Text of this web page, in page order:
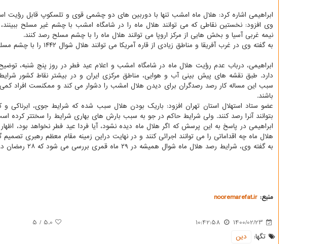
ابراهیمی اشاره کرد: هلال ماه امشب تنها با دوربین های دو چشمی قوی و تلسکوپ قابل رؤیت
وی افزود: نخستین نقاطی که می توانند هلال ماه را در شامگاه امشب با چشم غیر مسلح
نیمه غربی آسیا و بخش هایی از مرکز اروپا می توانند هلال ماه را با چشم مسلح رصد کنند.
به گفته وی در غرب آفریقا و مناطق زیادی از قاره آمریکا می توانند هلال شوال ۱۴۴۲ را با چشم مسلح ببینند.
ابراهیمی، درباب عدم رؤیت هلال ماه در شامگاه امشب و اعلام عید فطر در روز پنج شنبه،
دارد. طبق نقشه های پیش بینی آب و هوایی، مناطق مرکزی ایران و در بیشتر نقاط کشور
سبب این مساله کار رصد رصدگران برای دیدن هلال امشب را دشوار می کند و ممکنست افراد
باشند.
عضو ستاد استهلال استان تهران افزود: باریک بودن هلال سبب شده که شرایط جوی، ابرناکی و
بتوانند آنرا رصد کنند. ولی شرایط حاکم در جو به سبب بارش های بهاری شرایط را سختتر کرده
ابراهیمی در پاسخ به این پرسش که اگر هلال ماه دیده نشود، آیا فردا عید فطر نخواهد بود،
هلال ماه چه اقداماتی را می توانند اجرائی کنند و در نهایت دراین زمینه مقام معظم رهبری تصمیم
به گفته وی، شرایط رصد هلال ماه شوال همیشه در ۲۹ ماه قمری بررسی می شود که ۲۸ رمضان در شامگاه ۲۱ اردیبهشت واقع شده است.
منبع: nooremarefat.ir
1400/02/23
10:42:58
5.0
/
5
تگها:
دین